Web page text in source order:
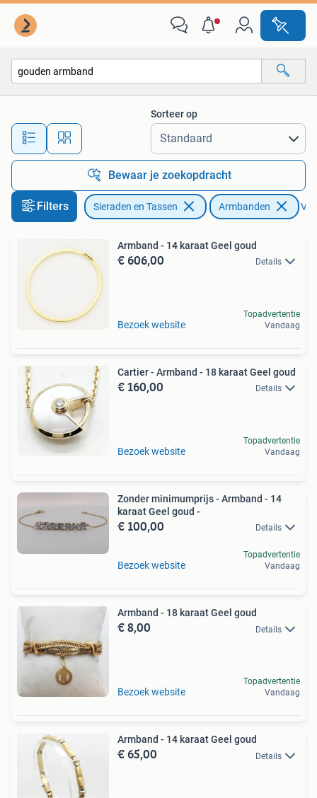
Alle afstanden…
Sorteer op
Bewaar je zoekopdracht
Filters Sieraden en Tassen Armbanden
Armband - 14 karaat Geel goud
€ 606,00 Details
Bezoek website
Topadvertentie
Vandaag
Cartier - Armband - 18 karaat Geel goud
€ 160,00 Details
Bezoek website
Topadvertentie
Vandaag
Zonder minimumprijs - Armband - 14
karaat Geel goud -
€ 100,00 Details
Bezoek website
Topadvertentie
Vandaag
Armband - 18 karaat Geel goud
€ 8,00 Details
Bezoek website
Topadvertentie
Vandaag
Armband - 14 karaat Geel goud
€ 65,00 Details